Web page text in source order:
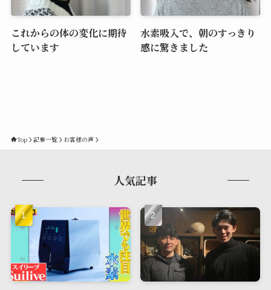
これからの体の変化に期待
しています
水素吸入で、朝のすっきり
感に驚きました
Top 記事一覧 お客様の声
人気記事